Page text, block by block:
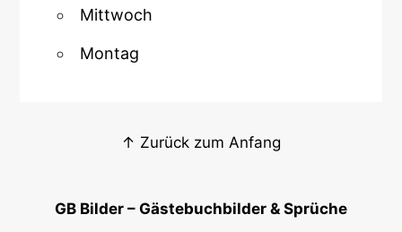
Mittwoch
Montag
↑ Zurück zum Anfang
GB Bilder – Gästebuchbilder & Sprüche